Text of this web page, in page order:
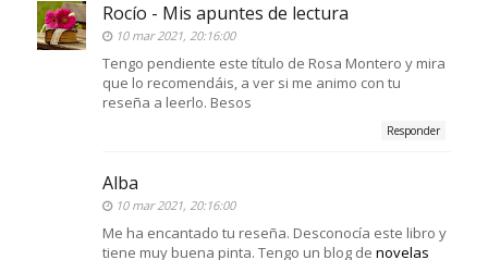
Rocío - Mis apuntes de lectura
10 mar 2021, 20:16:00
Tengo pendiente este título de Rosa Montero y mira
que lo recomendáis, a ver si me animo con tu
reseña a leerlo. Besos
Responder
Alba
10 mar 2021, 20:16:00
Me ha encantado tu reseña. Desconocía este libro y
tiene muy buena pinta. Tengo un blog de novelas